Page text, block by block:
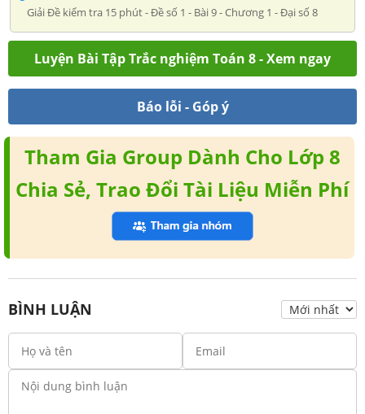
Giải Đề kiểm tra 15 phút - Đề số 1 - Bài 9 - Chương 1 - Đại số 8
Luyện Bài Tập Trắc nghiệm Toán 8 - Xem ngay
Báo lỗi - Góp ý
Tham Gia Group Dành Cho Lớp 8
Chia Sẻ, Trao Đổi Tài Liệu Miễn Phí
BÌNH LUẬN